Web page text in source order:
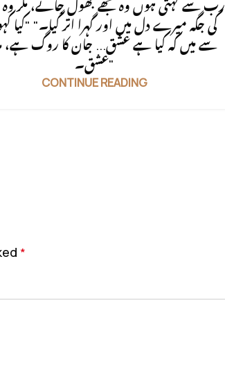
رب سے کہتی ہوں وہ مجھے بھول جائے، مگر وہ
کی جگہ میرے دل میں اور گہرا اتر گیا۔" "کیا
سے میں کہ کیا ہے عشق... جان کا روگ ہے،
عشق۔"
CONTINUE READING
*